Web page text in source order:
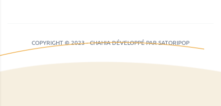
COPYRIGHT © 2023 - CHAHIA DÉVELOPPÉ PAR SATORIPOP